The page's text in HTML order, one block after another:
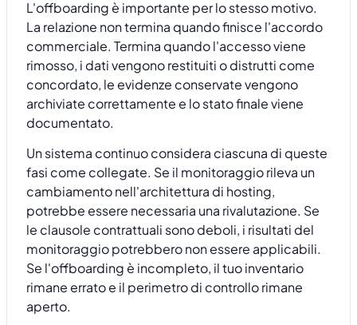
L'offboarding è importante per lo stesso motivo.
La relazione non termina quando finisce l'accordo
commerciale. Termina quando l'accesso viene
rimosso, i dati vengono restituiti o distrutti come
concordato, le evidenze conservate vengono
archiviate correttamente e lo stato finale viene
documentato.
Un sistema continuo considera ciascuna di queste
fasi come collegate. Se il monitoraggio rileva un
cambiamento nell'architettura di hosting,
potrebbe essere necessaria una rivalutazione. Se
le clausole contrattuali sono deboli, i risultati del
monitoraggio potrebbero non essere applicabili.
Se l'offboarding è incompleto, il tuo inventario
rimane errato e il perimetro di controllo rimane
aperto.